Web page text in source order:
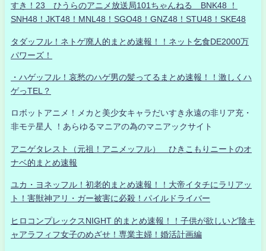
すき！23 ひうらのアニメ放送局101ちゃんねる BNK48 ！
SNH48！JKT48！MNL48！SGO48！GNZ48！STU48！SKE48
タダッフル！ネトゲ廃人的まとめ速報！！ネット乞食DE2000万
パワーズ！
・ハゲッフル！哀愁のハゲ男の髪ってるまとめ速報！！激しくハ
ゲっTEL？
ロボットアニメ！メカと美少女キャラだいすき永遠の非リア充・
非モテ星人 ！あらゆるマニアの為のマニアックサイト
アニゲタレスト（元祖！アニメッフル） ひきこもりニートのオ
ナベ的まとめ速報
ユカ・ヨネッフル！初老的まとめ速報！！大帝イタチにラリアッ
ト！害獣神アリ・ガー被害に必殺！パイルドライバー
ヒロコンプレックスNIGHT 的まとめ速報！！子供が欲しいど陰キ
ャアラフィフ女子のめざせ！専業主婦！婚活計画編